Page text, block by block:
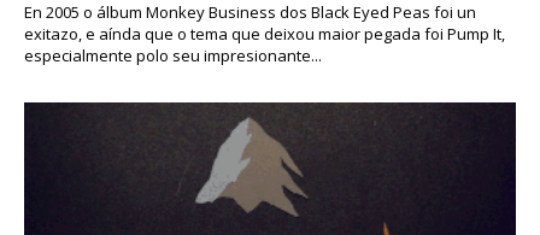
En 2005 o álbum Monkey Business dos Black Eyed Peas foi un
exitazo, e aínda que o tema que deixou maior pegada foi Pump It,
especialmente polo seu impresionante...